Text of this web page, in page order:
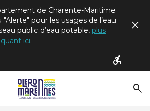
de Charente-Maritime
pour les usages de l’eau
public d’eau potable, plus
ici.